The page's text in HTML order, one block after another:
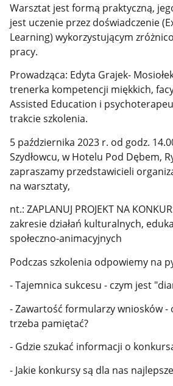
Warsztat jest formą praktyczną,
jest uczenie przez doświadczenie
Learning) wykorzystującym
pracy.
Prowadząca: Edyta Grajek-
trenerka kompetencji miękkich,
Assisted Education i
trakcie szkolenia.
5 października 2023 r. od godz.
Szydłowcu, w Hotelu Pod Dębem,
zapraszamy przedstawicieli
na warsztaty,
nt.: ZAPLANUJ PROJEKT NA
zakresie działań kulturalnych,
społeczno-animacyjnych
Podczas szkolenia odpowiemy na
- Tajemnica sukcesu - czym jest
- Zawartość formularzy wniosków -
trzeba pamiętać?
- Gdzie szukać informacji o
- Jakie konkursy są dla nas